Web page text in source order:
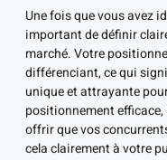
Une fois que vous avez
important de définir
marché. Votre
différenciant, ce qui
unique et attrayante
positionnement efficace,
offrir que vos
cela clairement à votre